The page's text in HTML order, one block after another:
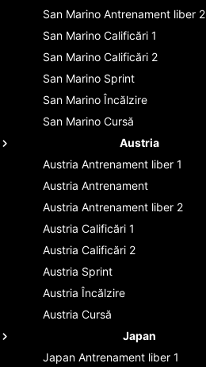
San Marino Antrenament liber 2
San Marino Calificări 1
San Marino Calificări 2
San Marino Sprint
San Marino Încălzire
San Marino Cursă
Austria
Austria Antrenament liber 1
Austria Antrenament
Austria Antrenament liber 2
Austria Calificări 1
Austria Calificări 2
Austria Sprint
Austria Încălzire
Austria Cursă
Japan
Japan Antrenament liber 1